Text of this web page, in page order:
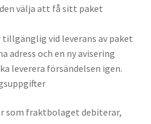
välja att få sitt paket
tillgänglig vid leverans av paket
adress och en ny avisering
leverera försändelsen igen.
som fraktbolaget debiterar,